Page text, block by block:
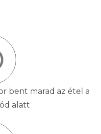
bent marad az étel a
alatt